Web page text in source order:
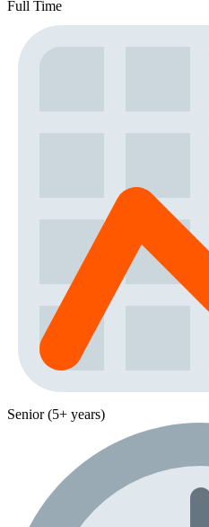
Full Time
Senior (5+ years)